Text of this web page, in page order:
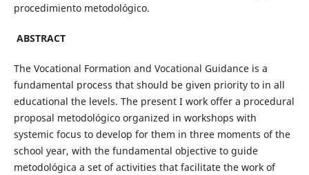
procedimiento metodológico.
ABSTRACT
The Vocational Formation and Vocational Guidance is a
fundamental process that should be given priority to in all
educational the levels. The present I work offer a procedural
proposal metodológico organized in workshops with
systemic focus to develop for them in three moments of the
school year, with the fundamental objective to guide
metodológica a set of activities that facilitate the work of